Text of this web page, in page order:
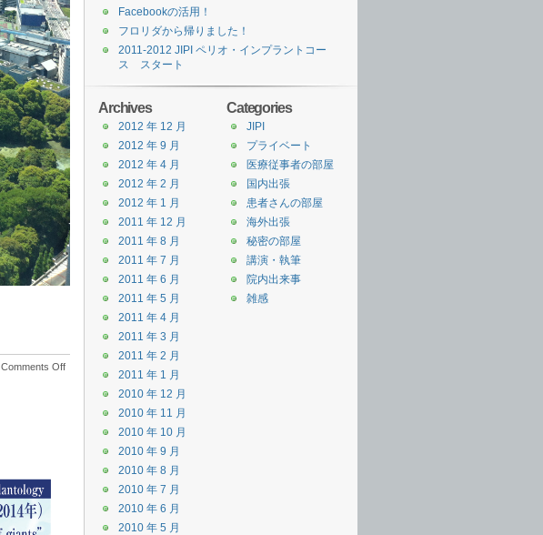
Comments Off
Facebookの活用！
フロリダから帰りました！
2011-2012 JIPI ペリオ・インプラントコー
ス スタート
Categories
JIPI
プライベート
医療従事者の部屋
国内出張
患者さんの部屋
海外出張
秘密の部屋
講演・執筆
院内出来事
雑感
Archives
2012 年 12 月
2012 年 9 月
2012 年 4 月
2012 年 2 月
2012 年 1 月
2011 年 12 月
2011 年 8 月
2011 年 7 月
2011 年 6 月
2011 年 5 月
2011 年 4 月
2011 年 3 月
2011 年 2 月
2011 年 1 月
2010 年 12 月
2010 年 11 月
2010 年 10 月
2010 年 9 月
2010 年 8 月
2010 年 7 月
2010 年 6 月
2010 年 5 月